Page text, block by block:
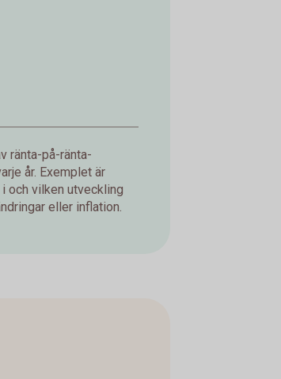
ränta-på-ränta-
år. Exemplet är
och vilken utveckling
eller inflation.